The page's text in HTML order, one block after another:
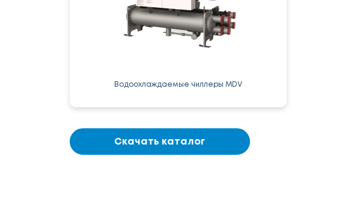
Водоохлаждаемые чиллеры MDV
Скачать каталог